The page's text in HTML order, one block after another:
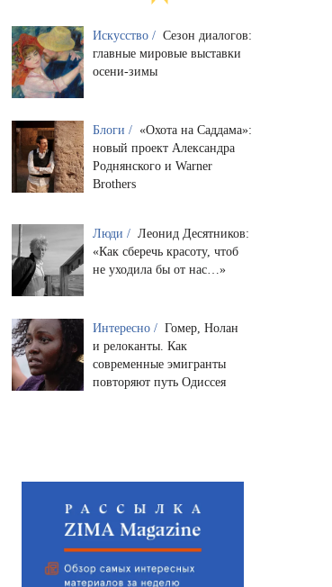
Искусство / Сезон диалогов:
главные мировые выставки
осени-зимы
Блоги / «Охота на Саддама»:
новый проект Александра
Роднянского и Warner
Brothers
Люди / Леонид Десятников:
«Как сберечь красоту, чтоб
не уходила бы от нас…»
Интересно / Гомер, Нолан
и релоканты. Как
современные эмигранты
повторяют путь Одиссея